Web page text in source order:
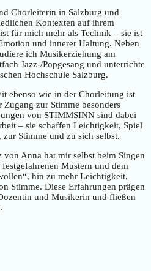
Chorleiterin in Salzburg und
Kontexten auf ihrem
für mich mehr als Technik – sie ist
und innerer Haltung. Neben
ich Musikerziehung am
Jazz-/Popgesang und unterrichte
Hochschule Salzburg.
ebenso wie in der Chorleitung ist
Zugang zur Stimme besonders
von STIMMSINN sind dabei
– sie schaffen Leichtigkeit, Spiel
Stimme und zu sich selbst.
von Anna hat mir selbst beim Singen
Mustern und dem
hin zu mehr Leichtigkeit,
Stimme. Diese Erfahrungen prägen
und Musikerin und fließen